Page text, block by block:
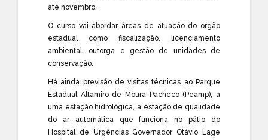
até novembro.
O curso vai abordar áreas de atuação do órgão
estadual como fiscalização, licenciamento
ambiental, outorga e gestão de unidades de
conservação.
Há ainda previsão de visitas técnicas ao Parque
Estadual Altamiro de Moura Pacheco (Peamp), a
uma estação hidrológica, à estação de qualidade
do ar automática que funciona no pátio do
Hospital de Urgências Governador Otávio Lage